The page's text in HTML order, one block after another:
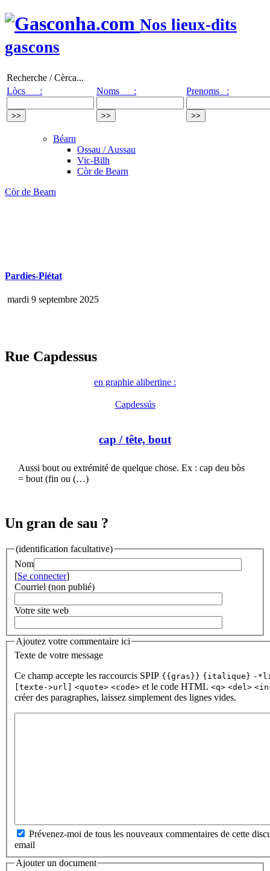
Nos lieux-dits
gascons
Recherche / Cèrca...
Lòcs :
Noms : Prenoms :
Béarn
Ossau / Aussau
Vic-Bilh
Còr de Bearn
Còr de Bearn
Pardies-Piétat
mardi 9 septembre 2025
Rue Capdessus
en graphie alibertine :
Capdessús
cap / tête, bout
Aussi bout ou extrémité de quelque chose. Ex : cap deu bòs
= bout (fin ou (…)
Un gran de sau ?
(identification facultative)
Nom
[Se connecter]
Courriel (non publié)
Votre site web
Ajoutez votre commentaire ici
Texte de votre message
Ce champ accepte les raccourcis SPIP {{gras}} {italique} -
[texte->url]
<quote> <code> et le code HTML <q> <del>
créer des paragraphes, laissez simplement des lignes vides.
Prévenez-moi de tous les nouveaux commentaires de cette
email
Ajouter un document